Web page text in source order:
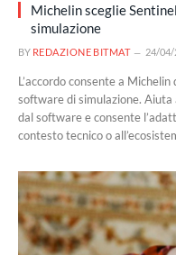
Michelin sceglie
simulazione
BY REDAZIONE BITMAT 24/04/
L’accordo consente a
software di simulazione.
dal software e consente
contesto tecnico o